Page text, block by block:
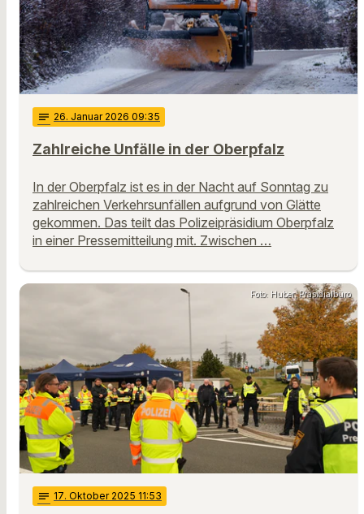
notes 26. Januar 2026 09:35
Zahlreiche Unfälle in der Oberpfalz
In der Oberpfalz ist es in der Nacht auf Sonntag zu
zahlreichen Verkehrsunfällen aufgrund von Glätte
gekommen. Das teilt das Polizeipräsidium Oberpfalz
in einer Pressemitteilung mit. Zwischen …
Foto: Huber, Präsidialbüro
notes 17. Oktober 2025 11:53